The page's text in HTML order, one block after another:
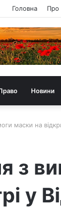
Головна Про
Новини
маски на
з
у